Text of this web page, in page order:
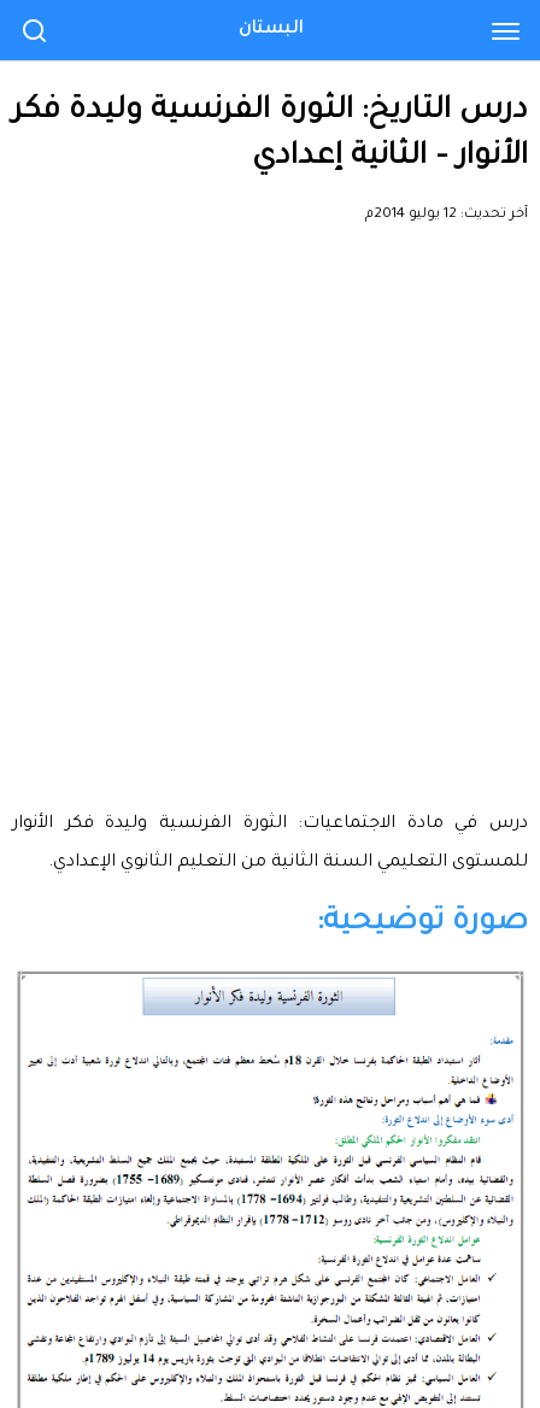
درس التاريخ: الثورة الفرنسية وليدة فكر
الأنوار – الثانية إعدادي
آخر تحديث: 12 يوليو 2014م
درس في مادة الاجتماعيات: الثورة الفرنسية وليدة فكر الأنوار
للمستوى التعليمي السنة الثانية من التعليم الثانوي الإعدادي.
صورة توضيحية:
البستان